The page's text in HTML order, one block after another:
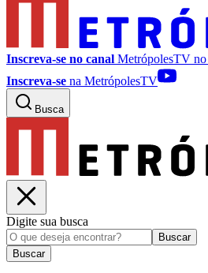
Inscreva-se no canal MetrópolesTV no
Inscreva-se na MetrópolesTV
Busca
Digite sua busca
Buscar
Buscar